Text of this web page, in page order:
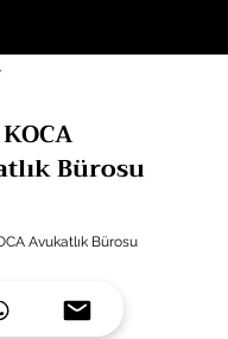
KOCA
Bürosu
Avukatlık Bürosu